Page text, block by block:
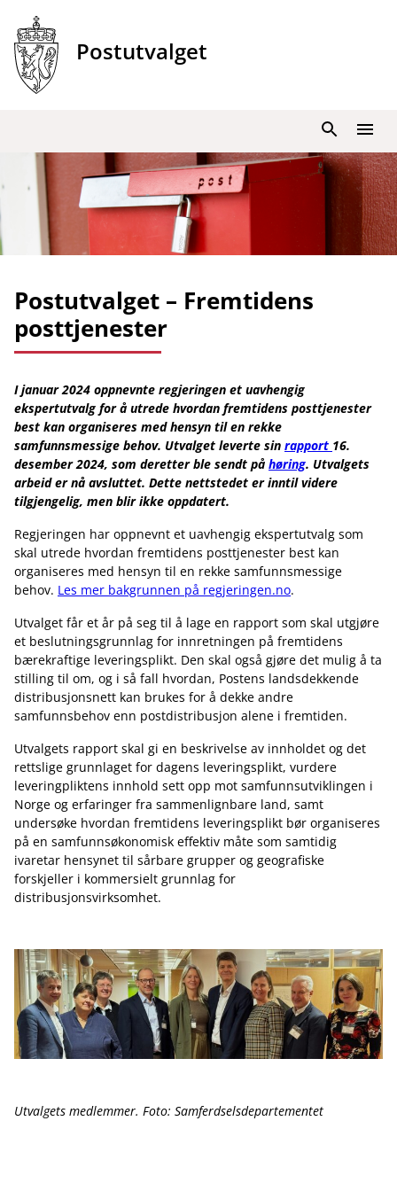
innhold
Postutvalget
Meny
Søk
Postutvalget – Fremtidens
posttjenester
I januar 2024 oppnevnte regjeringen et uavhengig
ekspertutvalg for å utrede hvordan fremtidens posttjenester
best kan organiseres med hensyn til en rekke
samfunnsmessige behov. Utvalget leverte sin rapport 16.
desember 2024, som deretter ble sendt på høring. Utvalgets
arbeid er nå avsluttet. Dette nettstedet er inntil videre
tilgjengelig, men blir ikke oppdatert.
Regjeringen har oppnevnt et uavhengig ekspertutvalg som
skal utrede hvordan fremtidens posttjenester best kan
organiseres med hensyn til en rekke samfunnsmessige
behov. Les mer bakgrunnen på regjeringen.no.
Utvalget får et år på seg til å lage en rapport som skal utgjøre
et beslutningsgrunnlag for innretningen på fremtidens
bærekraftige leveringsplikt. Den skal også gjøre det mulig å ta
stilling til om, og i så fall hvordan, Postens landsdekkende
distribusjonsnett kan brukes for å dekke andre
samfunnsbehov enn postdistribusjon alene i fremtiden.
Utvalgets rapport skal gi en beskrivelse av innholdet og det
rettslige grunnlaget for dagens leveringsplikt, vurdere
leveringpliktens innhold sett opp mot samfunnsutviklingen i
Norge og erfaringer fra sammenlignbare land, samt
undersøke hvordan fremtidens leveringsplikt bør organiseres
på en samfunnsøkonomisk effektiv måte som samtidig
ivaretar hensynet til sårbare grupper og geografiske
forskjeller i kommersielt grunnlag for
distribusjonsvirksomhet.
Utvalgets medlemmer. Foto: Samferdselsdepartementet